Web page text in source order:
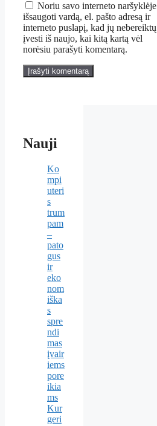
Noriu savo interneto naršyklėje
išsaugoti vardą, el. pašto adresą ir
interneto puslapį, kad jų nebereiktų
įvesti iš naujo, kai kitą kartą vėl
norėsiu parašyti komentarą.
Nauji
Ko
mpi
uteri
s
trum
pam
–
pato
gus
ir
eko
nom
iška
s
spre
ndi
mas
įvair
iems
pore
ikia
ms
Kur
geri